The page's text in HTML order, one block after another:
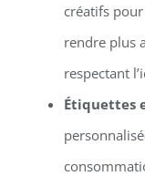
créatifs
rendre plus
respectant
Étiquettes